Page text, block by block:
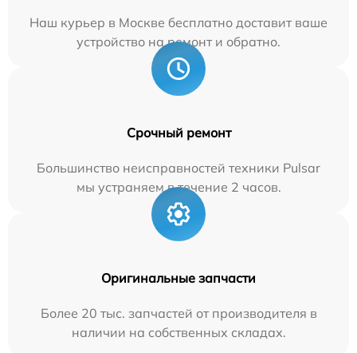
Наш курьер в Москве бесплатно доставит ваше
устройство на ремонт и обратно.
Срочный ремонт
Большинство неисправностей техники Pulsar
мы устраняем в течение 2 часов.
Оригинальные запчасти
Более 20 тыс. запчастей от производителя в
наличии на собственных складах.